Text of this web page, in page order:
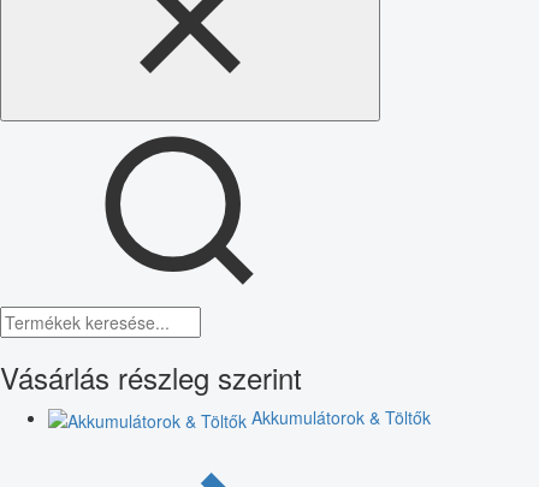
Vásárlás részleg szerint
Akkumulátorok & Töltők